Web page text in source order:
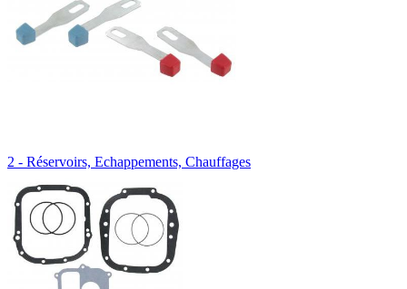
2 - Réservoirs, Echappements, Chauffages